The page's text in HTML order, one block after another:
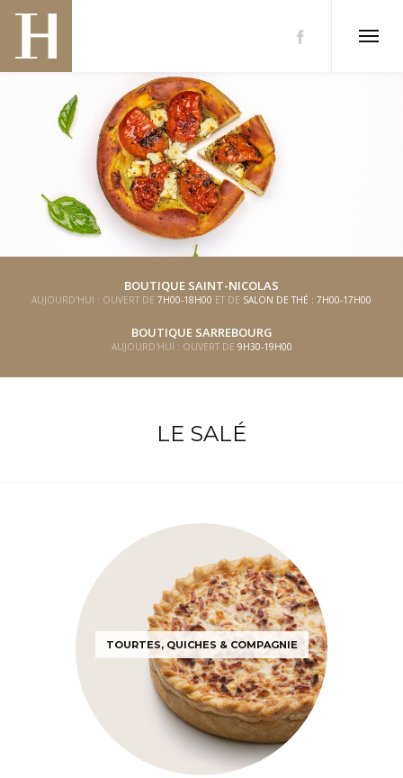
BOUTIQUE SAINT-NICOLAS
AUJOURD'HUI : OUVERT DE 7H00-18H00 ET DE SALON DE THÉ : 7H00-17H00
BOUTIQUE SARREBOURG
AUJOURD'HUI : OUVERT DE 9H30-19H00
LE SALÉ
TOURTES, QUICHES & COMPAGNIE